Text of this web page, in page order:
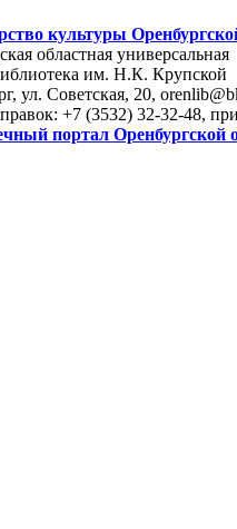
культуры
областная универсальная
им. Н.К. Крупской
ул. Советская, 20,
+7 (3532) 32-32-48,
портал Оренбургской